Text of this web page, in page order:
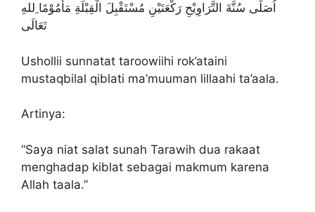
اُصَلِّى سُنَّةَ التَّرَاوِيْحِ رَكْعَتَيْنِ مُسْتَقْبِلَ الْقِبْلَةِ مَأْمُوْمًا ِللهِ
تَعَالَى
Ushollii sunnatat taroowiihi rok’ataini
mustaqbilal qiblati ma’muuman lillaahi ta’aala.
Artinya:
“Saya niat salat sunah Tarawih dua rakaat
menghadap kiblat sebagai makmum karena
Allah taala.”